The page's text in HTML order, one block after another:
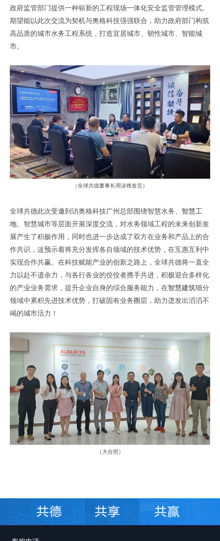
政府监管部门提供一种崭新的工程现场一体化安全监管管理模式。
期望能以此次交流为契机与奥格科技强强联合，助力政府部门构筑
高品质的城市水务工程系统，打造宜居城市、韧性城市、智能城
市。
（全球共德董事长周泳锋发言）
全球共德此次受邀到访奥格科技广州总部围绕智慧水务、 智慧工
地 、智慧城市等层面开展深度交流，对水务领域工程的未来创新发
展产生了积极作用，同时也进一步达成了双方在业务和产品上的合
作共识，这预示着将充分发挥各自领域的技术优势，在互惠互利中
实现合作共赢。在科技赋能产业的创新之路上，全球共德将一直全
力以赴不遗余力，与各行各业的佼佼者携手共进，积极迎合多样化
的产业业务需求，提升企业自身的综合服务能力，在智慧建筑细分
领域中累积先进技术优势，打破固有业务圈层，助力迸发出滔滔不
竭的城市活力！
（大合照 ）